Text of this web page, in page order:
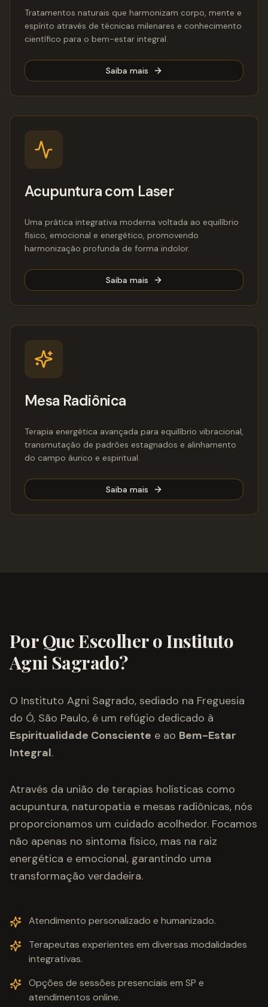
Tratamentos naturais que harmonizam corpo, mente e
espírito através de técnicas milenares e conhecimento
científico para o bem-estar integral.
Saiba mais
Acupuntura com Laser
Uma prática integrativa moderna voltada ao equilíbrio
físico, emocional e energético, promovendo
harmonização profunda de forma indolor.
Saiba mais
Mesa Radiônica
Terapia energética avançada para equilíbrio vibracional,
transmutação de padrões estagnados e alinhamento
do campo áurico e espiritual.
Saiba mais
Por Que Escolher o Instituto
Agni Sagrado?
O Instituto Agni Sagrado, sediado na Freguesia
do Ó, São Paulo, é um refúgio dedicado à
Espiritualidade Consciente e ao Bem-Estar
Integral.
Através da união de terapias holísticas como
acupuntura, naturopatia e mesas radiônicas, nós
proporcionamos um cuidado acolhedor. Focamos
não apenas no sintoma físico, mas na raiz
energética e emocional, garantindo uma
transformação verdadeira.
Atendimento personalizado e humanizado.
Terapeutas experientes em diversas modalidades
integrativas.
Opções de sessões presenciais em SP e
atendimentos online.